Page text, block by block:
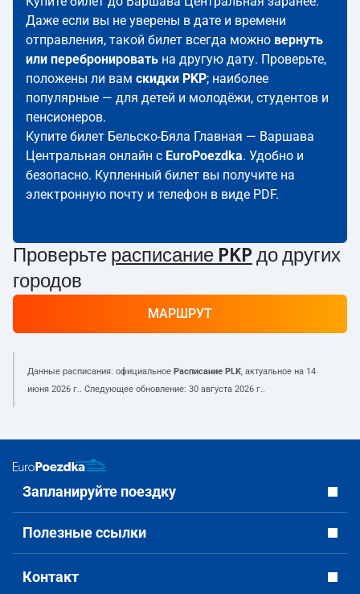
Даже если вы не уверены в дате и времени
отправления, такой билет всегда можно вернуть
или перебронировать на другую дату. Проверьте,
положены ли вам скидки PKP; наиболее
популярные — для детей и молодёжи, студентов и
пенсионеров.
Купите билет Бельско-Бяла Главная — Варшава
Центральная онлайн с EuroPoezdka. Удобно и
безопасно. Купленный билет вы получите на
электронную почту и телефон в виде PDF.
Проверьте расписание PKP до других
городов
МАРШРУТ
Данные расписания: официальное Расписание PLK, актуальное на 14
июня 2026 г.. Следующее обновление: 30 августа 2026 г..
Запланируйте поездку
Полезные ссылки
Контакт